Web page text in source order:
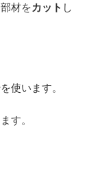
材をカット し
を使います。
す。